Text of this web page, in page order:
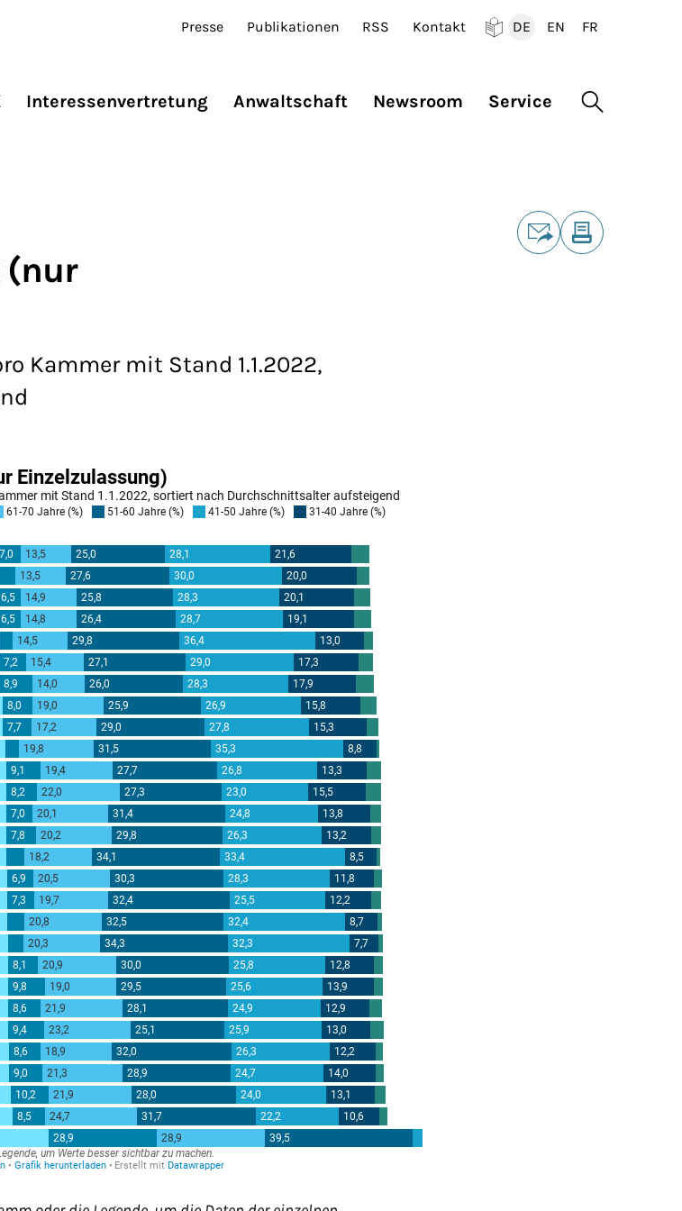
Presse Publikationen RSS Kontakt
DE
EN
FR
Interessenvertretung Anwaltschaft Newsroom Service Suche
(nur
Kammer mit Stand 1.1.2022,